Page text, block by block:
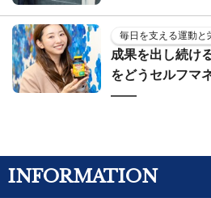
毎日を支える運動と
成果を出し続け
をどうセルフマ
——
INFORMATION